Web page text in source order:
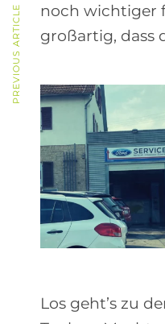
noch wichtiger
großartig, dass
Los geht’s zu
PREVIOUS ARTICLE